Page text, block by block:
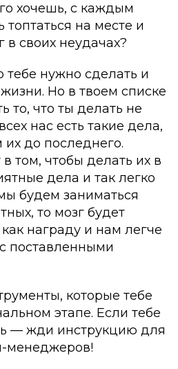
хочешь, с каждым
на месте и
в своих неудачах?
тебе нужно сделать и
Но в твоем списке
то, что ты делать не
нас есть такие дела,
до последнего.
том, чтобы делать их в
дела и так легко
будем заниматься
то мозг будет
награду и нам легче
поставленными
которые тебе
этапе. Если тебе
— жди инструкцию для
менеджеров!